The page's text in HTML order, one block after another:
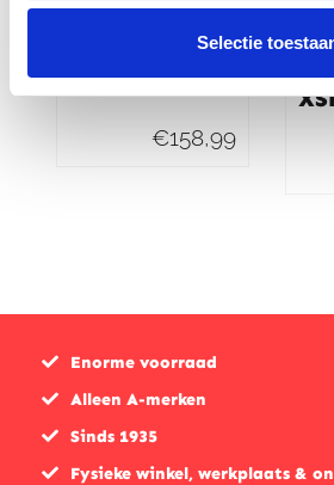
Selectie
Yamaha
Clutch Lever
XSR700
€158,99
Enorme voorraad
Alleen A-merken
Sinds 1935
Fysieke winkel, werkplaats &